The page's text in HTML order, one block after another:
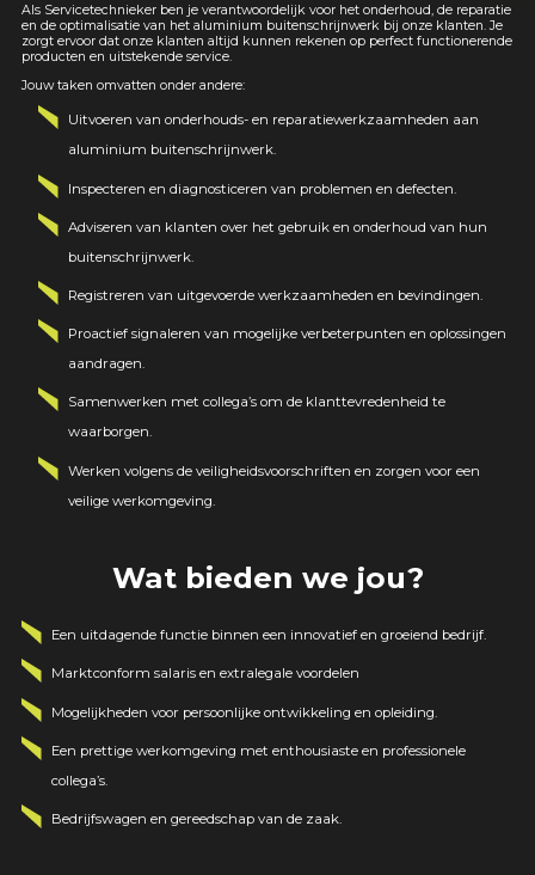
Als Servicetechnieker ben je verantwoordelijk voor het onderhoud, de reparatie
en de optimalisatie van het aluminium buitenschrijnwerk bij onze klanten. Je
zorgt ervoor dat onze klanten altijd kunnen rekenen op perfect functionerende
producten en uitstekende service.
Jouw taken omvatten onder andere:
Uitvoeren van onderhouds- en reparatiewerkzaamheden aan
aluminium buitenschrijnwerk.
Inspecteren en diagnosticeren van problemen en defecten.
Adviseren van klanten over het gebruik en onderhoud van hun
buitenschrijnwerk.
Registreren van uitgevoerde werkzaamheden en bevindingen.
Proactief signaleren van mogelijke verbeterpunten en oplossingen
aandragen.
Samenwerken met collega’s om de klanttevredenheid te
waarborgen.
Werken volgens de veiligheidsvoorschriften en zorgen voor een
veilige werkomgeving.
Wat bieden we jou?
Een uitdagende functie binnen een innovatief en groeiend bedrijf.
Marktconform salaris en extralegale voordelen
Mogelijkheden voor persoonlijke ontwikkeling en opleiding.
Een prettige werkomgeving met enthousiaste en professionele
collega’s.
Bedrijfswagen en gereedschap van de zaak.